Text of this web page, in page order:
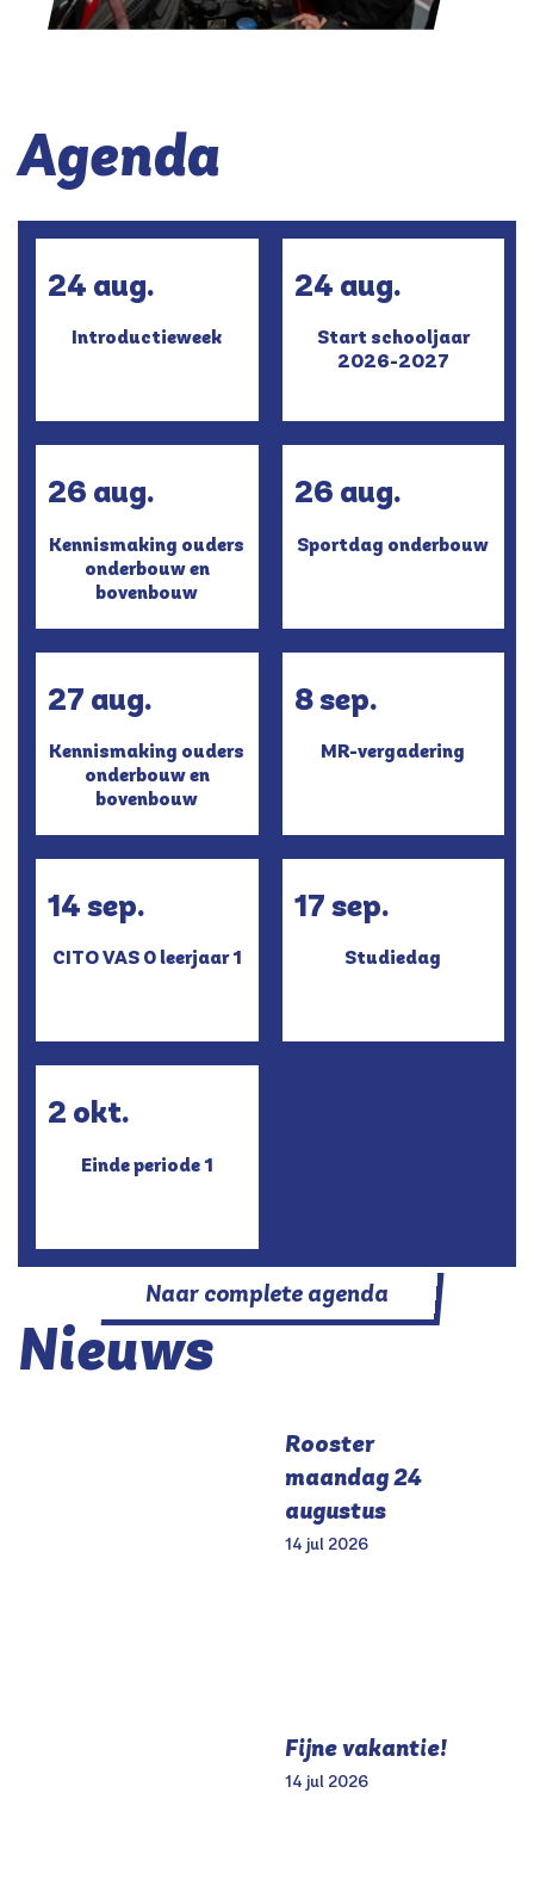
Agenda
24 aug.
Introductieweek
24 aug.
Start schooljaar
2026-2027
26 aug.
Kennismaking ouders
onderbouw en
bovenbouw
26 aug.
Sportdag onderbouw
27 aug.
Kennismaking ouders
onderbouw en
bovenbouw
8 sep.
MR-vergadering
14 sep.
CITO VAS 0 leerjaar 1
17 sep.
Studiedag
2 okt.
Einde periode 1
Naar complete agenda
Nieuws
Rooster
maandag 24
augustus
14 jul 2026
Fijne vakantie!
14 jul 2026